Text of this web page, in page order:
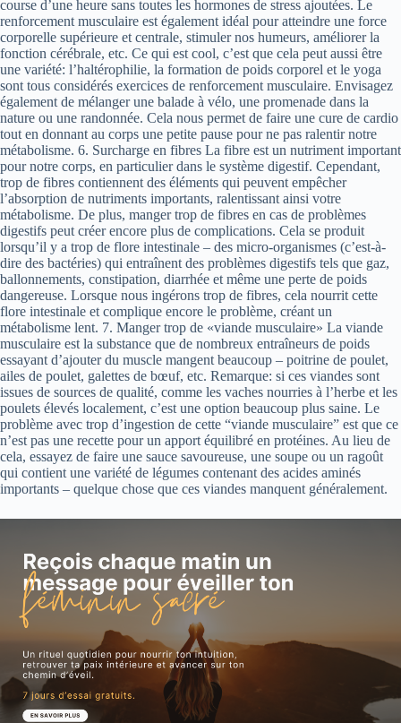
course d’une heure sans toutes les hormones de stress ajoutées. Le
renforcement musculaire est également idéal pour atteindre une force
corporelle supérieure et centrale, stimuler nos humeurs, améliorer la
fonction cérébrale, etc. Ce qui est cool, c’est que cela peut aussi être
une variété: l’haltérophilie, la formation de poids corporel et le yoga
sont tous considérés exercices de renforcement musculaire. Envisagez
également de mélanger une balade à vélo, une promenade dans la
nature ou une randonnée. Cela nous permet de faire une cure de cardio
tout en donnant au corps une petite pause pour ne pas ralentir notre
métabolisme. 6. Surcharge en fibres La fibre est un nutriment important
pour notre corps, en particulier dans le système digestif. Cependant,
trop de fibres contiennent des éléments qui peuvent empêcher
l’absorption de nutriments importants, ralentissant ainsi votre
métabolisme. De plus, manger trop de fibres en cas de problèmes
digestifs peut créer encore plus de complications. Cela se produit
lorsqu’il y a trop de flore intestinale – des micro-organismes (c’est-à-
dire des bactéries) qui entraînent des problèmes digestifs tels que gaz,
ballonnements, constipation, diarrhée et même une perte de poids
dangereuse. Lorsque nous ingérons trop de fibres, cela nourrit cette
flore intestinale et complique encore le problème, créant un
métabolisme lent. 7. Manger trop de «viande musculaire» La viande
musculaire est la substance que de nombreux entraîneurs de poids
essayant d’ajouter du muscle mangent beaucoup – poitrine de poulet,
ailes de poulet, galettes de bœuf, etc. Remarque: si ces viandes sont
issues de sources de qualité, comme les vaches nourries à l’herbe et les
poulets élevés localement, c’est une option beaucoup plus saine. Le
problème avec trop d’ingestion de cette “viande musculaire” est que ce
n’est pas une recette pour un apport équilibré en protéines. Au lieu de
cela, essayez de faire une sauce savoureuse, une soupe ou un ragoût
qui contient une variété de légumes contenant des acides aminés
importants – quelque chose que ces viandes manquent généralement.